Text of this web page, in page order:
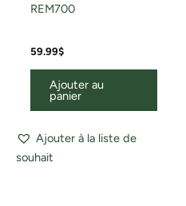
REM700
59.99$
Ajouter au
panier
Ajouter à la liste de
souhait